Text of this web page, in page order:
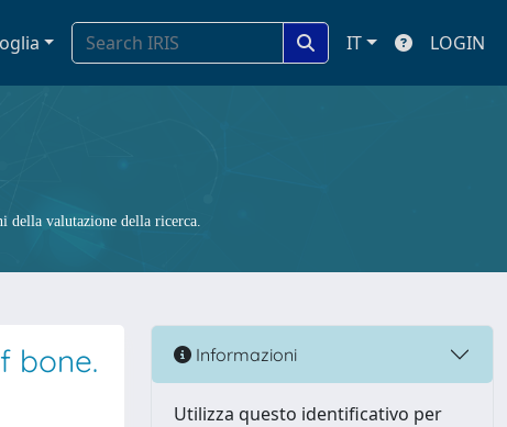
IT LOGIN
della valutazione della ricerca.
bone. Informazioni
Utilizza questo identificativo per